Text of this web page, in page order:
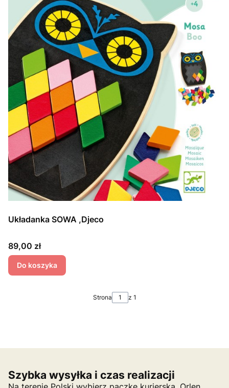
Układanka SOWA ,Djeco
Cena
89,00 zł
Do koszyka
Strona z 1
Szybka wysyłka i czas realizacji